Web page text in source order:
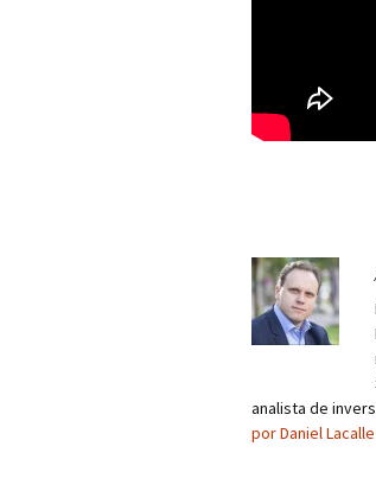
analista de
por Daniel Lacalle